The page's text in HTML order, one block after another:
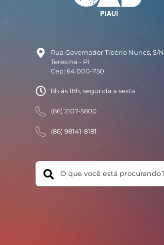
Rua Governador Tibério Nunes, S/N
Teresina - PI
Cep: 64.000-750
8h ás 18h, segunda a sexta
(86) 2107-5800
(86) 98141-8181
Search